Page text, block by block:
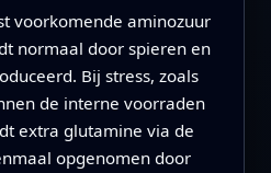
voorkomende aminozuur
normaal door spieren en
Bij stress, zoals
de interne voorraden
extra glutamine via de
opgenomen door